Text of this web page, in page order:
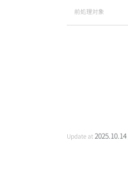
前処理対象
Update at2025.10.14